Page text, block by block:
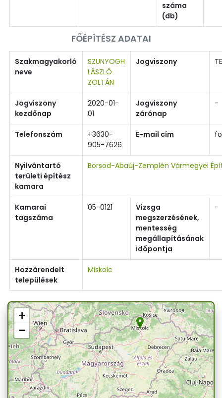
száma
(db)
FŐÉPÍTÉSZ ADATAI
Szakmagyakorló
neve
SZUNYOGH
LÁSZLÓ
ZOLTÁN
Jogviszony
Jogviszony
kezdőnap
2020-01-
01
Jogviszony
zárónap
-
Telefonszám
+3630-
905-7626
E-mail cím
Nyilvántartó
területi építész
kamara
Borsod-Abaúj-Zemplén Vármegyei
Kamarai
tagszáma
05-0121
Vizsga
megszerzésének,
mentesség
megállapításának
időpontja
-
Hozzárendelt
települések
Miskolc
+
−